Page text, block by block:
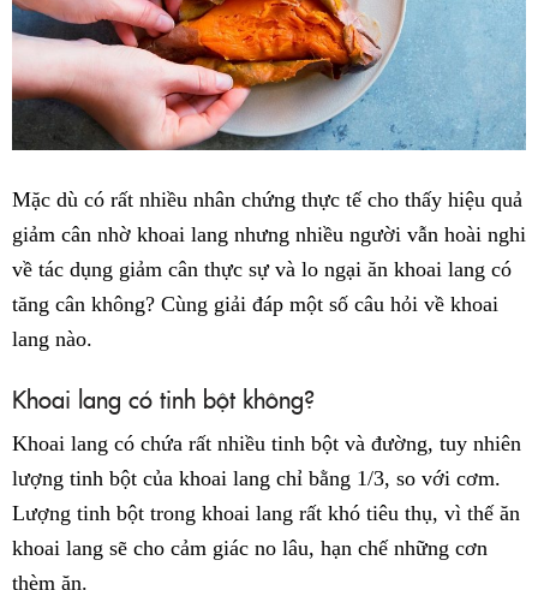
Mặc dù có rất nhiều nhân chứng thực tế cho thấy hiệu quả
giảm cân nhờ khoai lang nhưng nhiều người vẫn hoài nghi
về tác dụng giảm cân thực sự và lo ngại ăn khoai lang có
tăng cân không? Cùng giải đáp một số câu hỏi về khoai
lang nào.
Khoai lang có tinh bột không?
Khoai lang có chứa rất nhiều tinh bột và đường, tuy nhiên
lượng tinh bột của khoai lang chỉ bằng 1/3, so với cơm.
Lượng tinh bột trong khoai lang rất khó tiêu thụ, vì thế ăn
khoai lang sẽ cho cảm giác no lâu, hạn chế những cơn
thèm ăn.